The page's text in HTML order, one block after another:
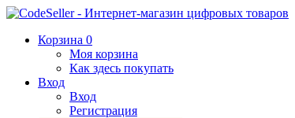
Корзина 0
Моя корзина
Как здесь покупать
Вход
Вход
Регистрация